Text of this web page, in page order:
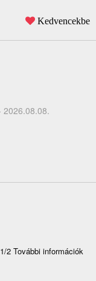
Kedvencekbe
2026.08.08.
2 További információk